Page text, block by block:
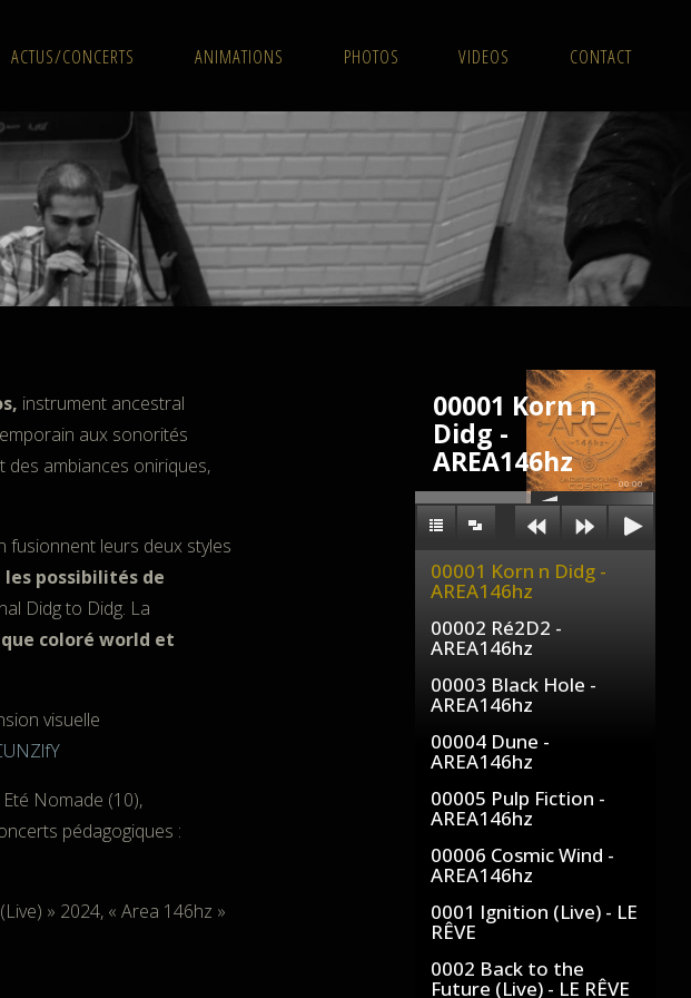
ACTUS/CONCERTS ANIMATIONS PHOTOS VIDEOS CONTACT
instrument ancestral
aux sonorités
ambiances oniriques,
fusionnent leurs deux styles
possibilités de
Didg to Didg. La
coloré world et
visuelle
Nomade (10),
pédagogiques :
» 2024, « Area 146hz »
00001 Korn n
Didg -
AREA146hz
00:00
00001 Korn n Didg -
AREA146hz
00002 Ré2D2 -
AREA146hz
00003 Black Hole -
AREA146hz
00004 Dune -
AREA146hz
00005 Pulp Fiction -
AREA146hz
00006 Cosmic Wind -
AREA146hz
0001 Ignition (Live) - LE
RÊVE
0002 Back to the
Future (Live) - LE RÊVE